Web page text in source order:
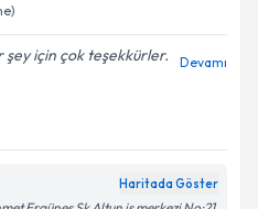
ilişkin
kişisel verilerimin belirtilen
kabul ediyorum.
şey için çok teşekkürler.
Devamı
Haritada Göster